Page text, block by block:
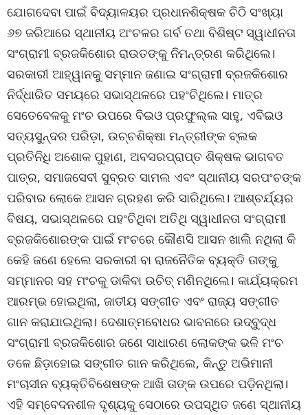
ଯୋଗଦେବା ପାଇଁ ବିଦ୍ୟାଳୟର ପ୍ରଧାନଶିକ୍ଷକ ଚିଠି ସଂଖ୍ୟା
୬୭ ଜରିଆରେ ସ୍ଥାନୀୟ ଅଂଚଳର ଗର୍ବ ତଥା ବିଶିଷ୍ଟ ସ୍ୱାଧୀନତା
ସଂଗ୍ରାମୀ ବ୍ରଜକିଶୋର ରାଉତଙ୍କୁ ନିମନ୍ତ୍ରଣ କରିଥିଲେ।
ସରକାରୀ ଆହ୍ୱାନକୁ ସମ୍ମାନ ଜଣାଇ ସଂଗ୍ରାମୀ ବ୍ରଜକିଶୋର
ନିର୍ଦ୍ଧାରିତ ସମୟରେ ସଭାସ୍ଥଳରେ ପହଂଚିଥିଲେ। ମାତ୍ର
ସେତେବେଳକୁ ମଂଚ ଉପରେ ବିଇଓ ପ୍ରଫୁଲ୍ଲ ସାହୁ, ଏବିଇଓ
ସତ୍ୟସୁନ୍ଦର ପରିଡ଼ା, ଉଚ୍ଚଶିକ୍ଷା ମନ୍ତ୍ରୀଙ୍କ ବ୍ଲକ
ପ୍ରତିନିଧି ଅଶୋକ ପୁହାଣ, ଅବସରପ୍ରାପ୍ତ ଶିକ୍ଷକ ଭାଗବତ
ପାତ୍ର, ସମାଜସେବୀ ସୁବ୍ରତ ସାମଲ ଏବଂ ସ୍ଥାନୀୟ ସରପଂଚଙ୍କ
ପରିବାର ଲୋକେ ଆସନ ଗ୍ରହଣ କରି ସାରିଥିଲେ। ଆଶ୍ଚର୍ଯ୍ୟର
ବିଷୟ, ସଭାସ୍ଥଳରେ ପହଂଚିଥିବା ଅତିଥି ସ୍ୱାଧୀନତା ସଂଗ୍ରାମୀ
ବ୍ରଜକିଶୋରଙ୍କ ପାଇଁ ମଂଚରେ କୌଣସି ଆସନ ଖାଲି ନଥିଲା କି
କେହି ଜଣେ ହେଲେ ସରକାରୀ ବା ରାଜନୈତିକ ବ୍ୟକ୍ତି ତାଙ୍କୁ
ସମ୍ମାନର ସହ ମଂଚକୁ ଡାକିବା ଉଚିତ୍ ମଣିନଥିଲେ। କାର୍ଯ୍ୟକ୍ରମ
ଆରମ୍ଭ ହୋଇଥିଲା, ଜାତୀୟ ସଙ୍ଗୀତ ଏବଂ ରାଜ୍ୟ ସଙ୍ଗୀତ
ଗାନ କରାଯାଇଥିଲା। ଦେଶାତ୍ମବୋଧର ଭାବନାରେ ଉଦ୍‌ବୁଦ୍ଧ
ସଂଗ୍ରାମୀ ବ୍ରଜକିଶୋର ଜଣେ ସାଧାରଣ ଲୋକଙ୍କ ଭଳି ମଂଚ
ତଳେ ଛିଡ଼ାହୋଇ ସଙ୍ଗୀତ ଗାନ କରିଥିଲେ, କିନ୍ତୁ ଅଭିମାନୀ
ମଂଚାସୀନ ବ୍ୟକ୍ତିବିଶେଷଙ୍କ ଆଖି ତାଙ୍କ ଉପରେ ପଡ଼ିନଥିଲା।
ଏହି ସମ୍ବେଦନଶୀଳ ଦୃଶ୍ୟକୁ ସେଠାରେ ଉପସ୍ଥିତ ଜଣେ ସ୍ଥାନୀୟ